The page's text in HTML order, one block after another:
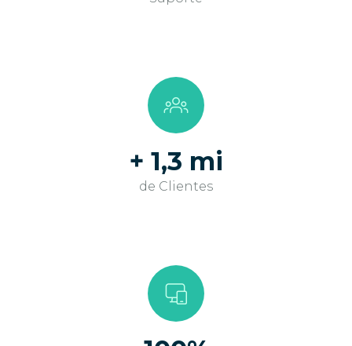
+ 1,3 mi
de Clientes